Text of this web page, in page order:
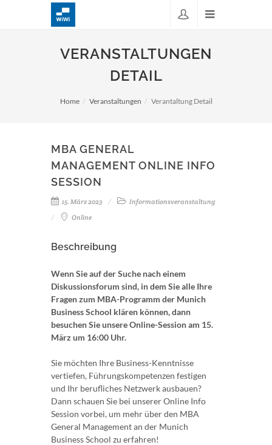
VERANSTALTUNGEN
DETAIL
Home Veranstaltungen Verantaltung Detail
MBA GENERAL
MANAGEMENT ONLINE INFO
SESSION
15. März 2023
Informationsveranstaltung
Online
Beschreibung
Wenn Sie auf der Suche nach einem
Diskussionsforum sind, in dem Sie alle Ihre
Fragen zum MBA-Programm der Munich
Business School klären können, dann
besuchen Sie unsere Online-Session am 15.
März um 16:00 Uhr.
Sie möchten Ihre Business-Kenntnisse
vertiefen, Führungskompetenzen festigen
und Ihr berufliches Netzwerk ausbauen?
Dann schauen Sie bei unserer Online Info
Session vorbei, um mehr über den MBA
General Management an der Munich
Business School zu erfahren!